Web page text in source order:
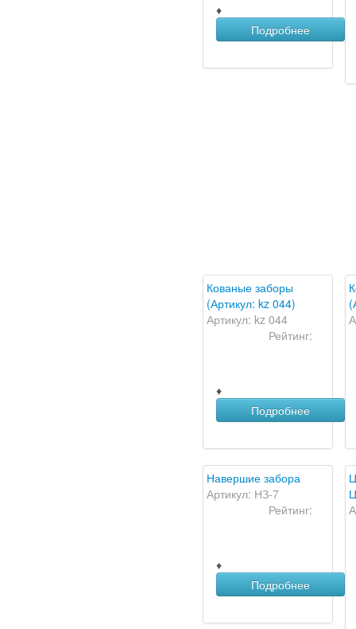
♦
Подробнее
Кованые заборы
(Артикул: kz 044)
Артикул: kz 044
Рейтинг:
♦
Подробнее
Навершие забора
Артикул: НЗ-7
Рейтинг:
♦
Подробнее